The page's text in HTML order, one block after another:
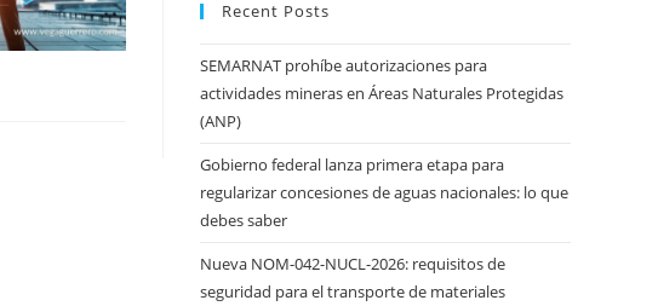
Recent Posts
SEMARNAT prohíbe autorizaciones para
actividades mineras en Áreas Naturales Protegidas
(ANP)
Gobierno federal lanza primera etapa para
regularizar concesiones de aguas nacionales: lo que
debes saber
Nueva NOM-042-NUCL-2026: requisitos de
seguridad para el transporte de materiales